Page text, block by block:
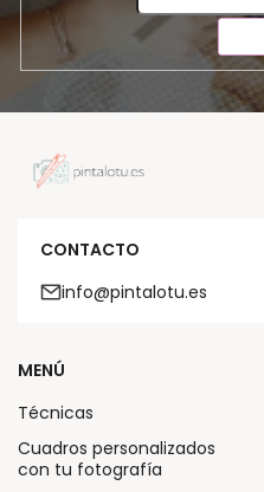
CONTACTO
info@pintalotu.es
MENÚ
Técnicas
Cuadros personalizados
con tu fotografía